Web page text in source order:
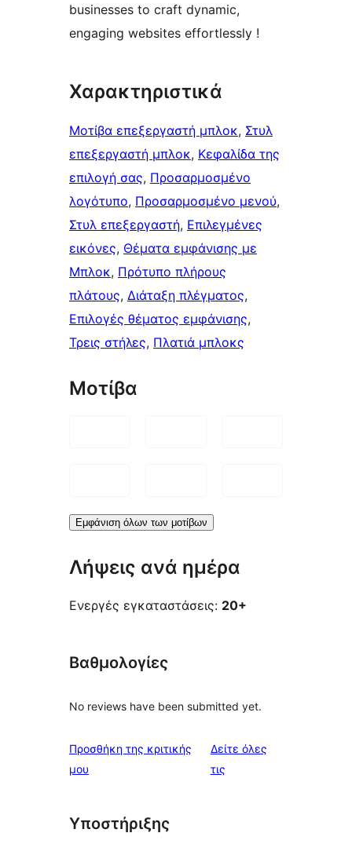
businesses to craft dynamic,
engaging websites effortlessly !
Χαρακτηριστικά
Μοτίβα επεξεργαστή μπλοκ, Στυλ
επεξεργαστή μπλοκ, Κεφαλίδα της
επιλογή σας, Προσαρμοσμένο
λογότυπο, Προσαρμοσμένο μενού
Στυλ επεξεργαστή, Επιλεγμένες
εικόνες, Θέματα εμφάνισης με
Μπλοκ, Πρότυπο πλήρους
πλάτους, Διάταξη πλέγματος
Επιλογές θέματος εμφάνισης
Τρεις στήλες, Πλατιά μπλοκς
Μοτίβα
Εμφάνιση όλων των μοτίβων
Λήψεις ανά ημέρα
Ενεργές εγκαταστάσεις: 20+
Βαθμολογίες
No reviews have been submitted yet.
Προσθήκη της κριτικής
μου
Δείτε όλες
τιςκριτικές
Υποστήριξης